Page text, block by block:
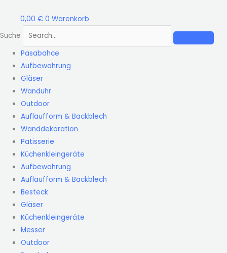
springen
0,00 € 0 Warenkorb
Suche
Pasabahce
Aufbewahrung
Gläser
Wanduhr
Outdoor
Auflaufform & Backblech
Wanddekoration
Patisserie
Küchenkleingeräte
Aufbewahrung
Auflaufform & Backblech
Besteck
Gläser
Küchenkleingeräte
Messer
Outdoor